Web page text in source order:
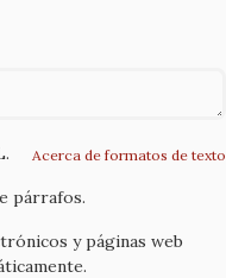
Acerca de formatos de texto
párrafos.
y páginas web